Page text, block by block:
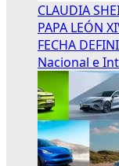
CLAUDIA
PAPA LEÓN
FECHA
Nacional e